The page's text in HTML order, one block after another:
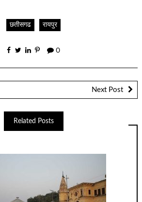
छतीसगढ रायपुर
0
Next Post
Related Posts